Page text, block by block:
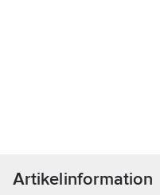
Artikelinformation